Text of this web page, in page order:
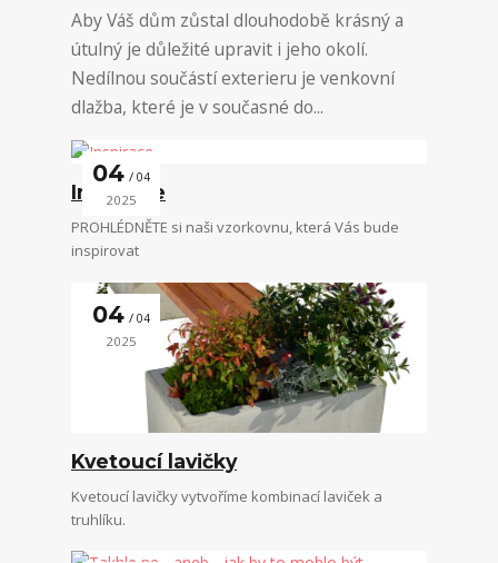
Aby Váš dům zůstal dlouhodobě krásný a
útulný je důležité upravit i jeho okolí.
Nedílnou součástí exterieru je venkovní
dlažba, které je v současné do...
04 04
2025
Inspirace
PROHLÉDNĚTE si naši vzorkovnu, která Vás bude
inspirovat
04 04
2025
Kvetoucí lavičky
Kvetoucí lavičky vytvoříme kombinací laviček a
truhlíku.